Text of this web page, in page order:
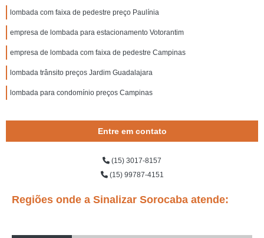
lombada com faixa de pedestre preço Paulínia
empresa de lombada para estacionamento Votorantim
empresa de lombada com faixa de pedestre Campinas
lombada trânsito preços Jardim Guadalajara
lombada para condomínio preços Campinas
Entre em contato
(15) 3017-8157
(15) 99787-4151
Regiões onde a Sinalizar Sorocaba atende: